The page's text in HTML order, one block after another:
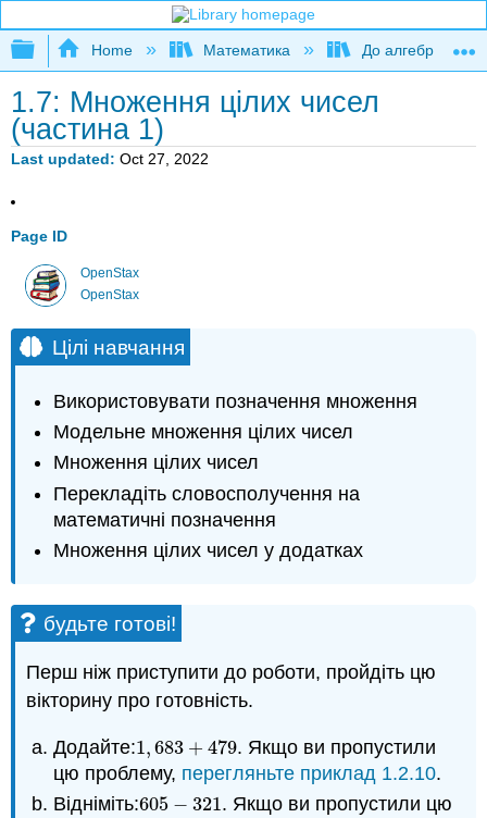
Expand/collapse global hierarchy
Home Математика До алгебри
1.7: Множення цілих чисел
(частина 1)
Last updated Oct 27, 2022
Page ID
OpenStax
OpenStax
Цілі навчання
Використовувати позначення множення
Модельне множення цілих чисел
Множення цілих чисел
Перекладіть словосполучення на
математичні позначення
Множення цілих чисел у додатках
будьте готові!
Перш ніж приступити до роботи, пройдіть цю
вікторину про готовність.
Додайте:1,683 + 479
1, 683 +479 . Якщо ви пропустили
цю проблему, перегляньте приклад 1.2.10.
Відніміть:605 − 321
605 −321 . Якщо ви пропустили цю